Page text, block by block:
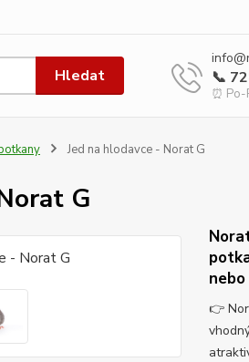
Hledat 📞
⏰
Jed na hlodavce - Norat G
G
👉